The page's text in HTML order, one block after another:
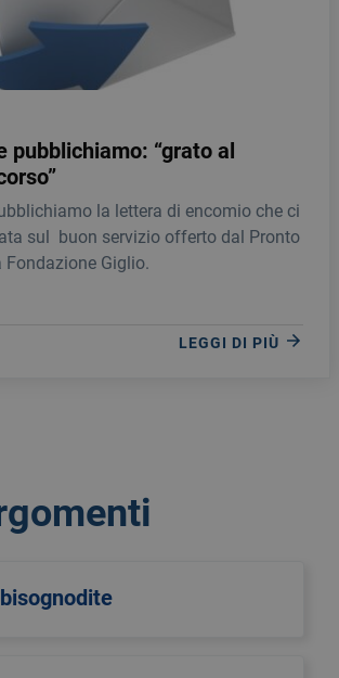
pubblichiamo: “grato al
la lettera di encomio che ci
sul buon servizio offerto dal Pronto
Fondazione Giglio.
LEGGI DI PIÙ